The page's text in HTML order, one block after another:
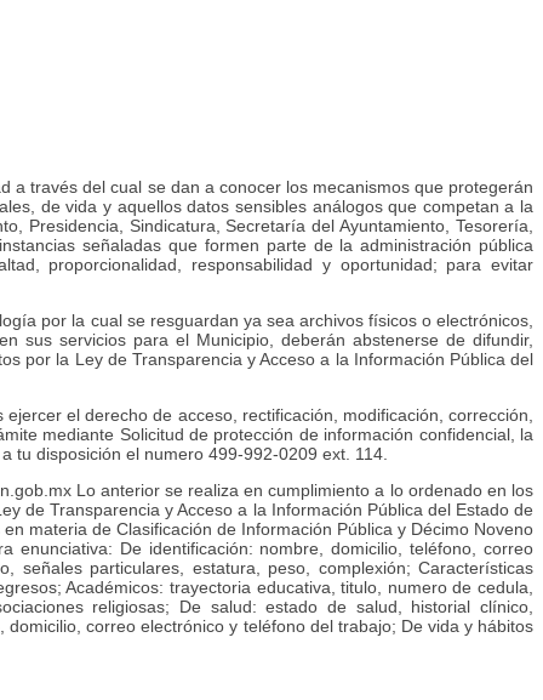
a través del cual se dan a conocer los mecanismos que protegerán
de vida y aquellos datos sensibles análogos que competan a la
Presidencia, Sindicatura, Secretaría del Ayuntamiento, Tesorería,
señaladas que formen parte de la administración pública
proporcionalidad, responsabilidad y oportunidad; para evitar
por la cual se resguardan ya sea archivos físicos o electrónicos,
sus servicios para el Municipio, deberán abstenerse de difundir,
por la Ley de Transparencia y Acceso a la Información Pública del
el derecho de acceso, rectificación, modificación, corrección,
mediante Solicitud de protección de información confidencial, la
tu disposición el numero 499-992-0209 ext. 114.
Lo anterior se realiza en cumplimiento a lo ordenado en los
de Transparencia y Acceso a la Información Pública del Estado de
materia de Clasificación de Información Pública y Décimo Noveno
De identificación: nombre, domicilio, teléfono, correo
señales particulares, estatura, peso, complexión; Características
Académicos: trayectoria educativa, titulo, numero de cedula,
religiosas; De salud: estado de salud, historial clínico,
correo electrónico y teléfono del trabajo; De vida y hábitos